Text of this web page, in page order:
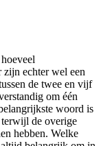
zijn echter wel een
de twee en vijf
om één
woord is
de overige
hebben. Welke